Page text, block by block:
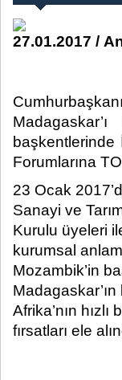
27.01.2017 /
Forumlarına
23 Ocak
Sanayi ve
Kurulu üyeleri
kurumsal
Mozambik’in
Afrika’nın
fırsatları ele